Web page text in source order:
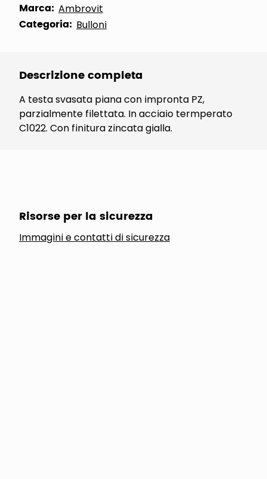
Marca: Ambrovit
Categoria: Bulloni
Descrizione completa
A testa svasata piana con impronta PZ,
parzialmente filettata. In acciaio termperato
C1022. Con finitura zincata gialla.
Risorse per la sicurezza
Immagini e contatti di sicurezza